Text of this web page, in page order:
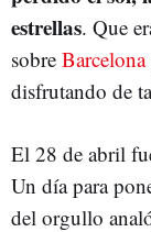
estrellas. Que
sobre Barcelona
disfrutando de
El 28 de abril
Un día para
del orgullo